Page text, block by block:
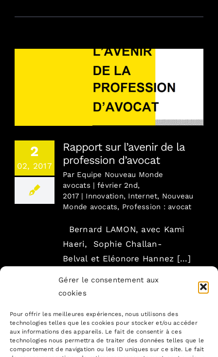
Gérer le consentement aux
cookies
Pour offrir les meilleures expériences, nous utilisons des
technologies telles que les cookies pour stocker et/ou accéder
aux informations des appareils. Le fait de consentir à ces
technologies nous permettra de traiter des données telles que le
comportement de navigation ou les ID uniques sur ce site. Le fait
2
02, 2017
Rapport sur l’avenir de la
profession d’avocat
Par Equipe Nouveau Monde
avocats | février 2nd,
2017 | Innovation, Internet, Nouveau
Monde avocats, Profession : avocat
Bernard LAMON, avec Kami
Haeri, Sophie Challan-
Belval et Eléonore Hannez [...]